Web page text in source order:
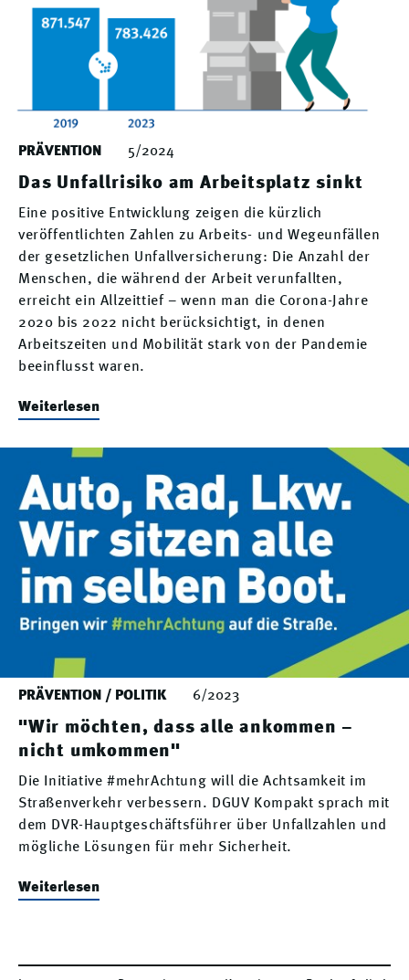
PRÄVENTION 5/2024
Das Unfallrisiko am Arbeitsplatz sinkt
Eine positive Entwicklung zeigen die kürzlich
veröffentlichten Zahlen zu Arbeits- und Wegeunfällen
der gesetzlichen Unfallversicherung: Die Anzahl der
Menschen, die während der Arbeit verunfallten,
erreicht ein Allzeittief – wenn man die Corona-Jahre
2020 bis 2022 nicht berücksichtigt, in denen
Arbeitszeiten und Mobilität stark von der Pandemie
beeinflusst waren.
Weiterlesen
PRÄVENTION / POLITIK 6/2023
"Wir möchten, dass alle ankommen –
nicht umkommen"
Die Initiative #mehrAchtung will die Achtsamkeit im
Straßenverkehr verbessern. DGUV Kompakt sprach mit
dem DVR-Hauptgeschäftsführer über Unfallzahlen und
mögliche Lösungen für mehr Sicherheit.
Weiterlesen